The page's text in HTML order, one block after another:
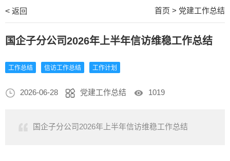
< 返回 首页 > 党建工作总结
国企子分公司2026年上半年信访维稳工作总结
工作总结 信访工作总结 工作计划
2026-06-28 党建工作总结 1019
国企子分公司2026年上半年信访维稳工作总结